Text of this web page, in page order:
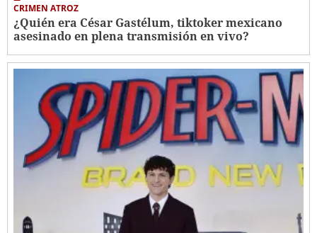
CRIMEN ATROZ
¿Quién era César Gastélum, tiktoker mexicano
asesinado en plena transmisión en vivo?